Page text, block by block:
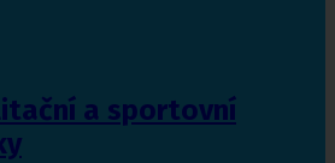
a sportovní